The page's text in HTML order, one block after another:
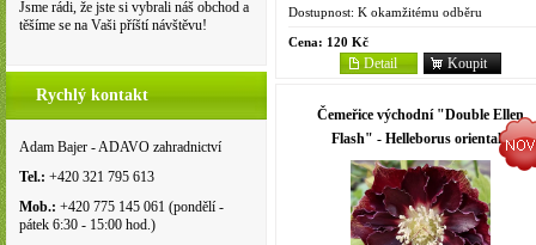
Jsme rádi, že jste si vybrali náš obchod a
těšíme se na Vaši příští návštěvu!
Rychlý kontakt
Adam Bajer - ADAVO zahradnictví
Tel.: +420 321 795 613
Mob.: +420 775 145 061 (pondělí -
pátek 6:30 - 15:00 hod.)
prosinci,...
Dostupnost: K okamžitému odběru
Cena: 120 Kč
Koupit
Detail
Čemeřice východní "Double Ellen
Flash" - Helleborus orientalis